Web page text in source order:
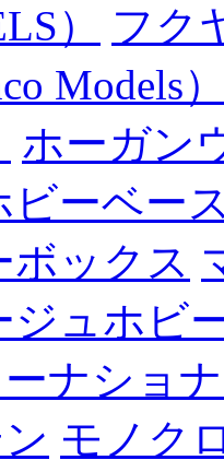
）
フク
Models
ホーガン
ビーベー
ボックス
ジュホビ
ナショ
モノク